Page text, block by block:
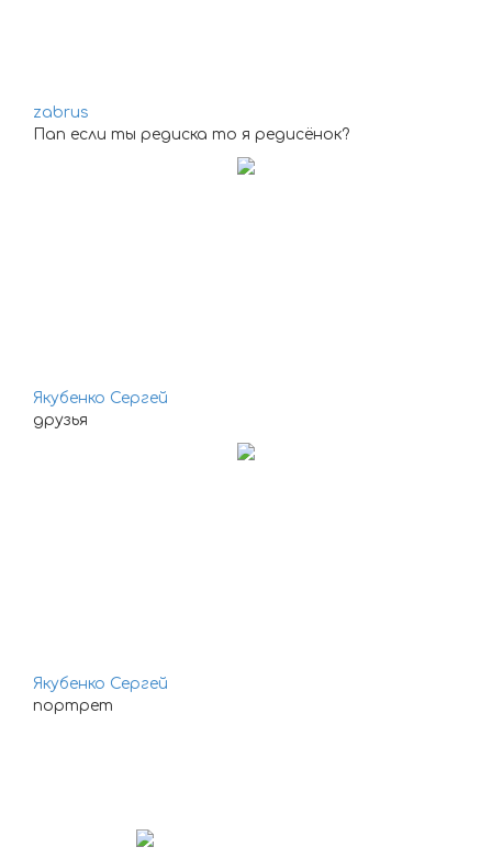
zabrus
Пап если ты редиска то я редисёнок?
Якубенко Сергей
друзья
Якубенко Сергей
портрет